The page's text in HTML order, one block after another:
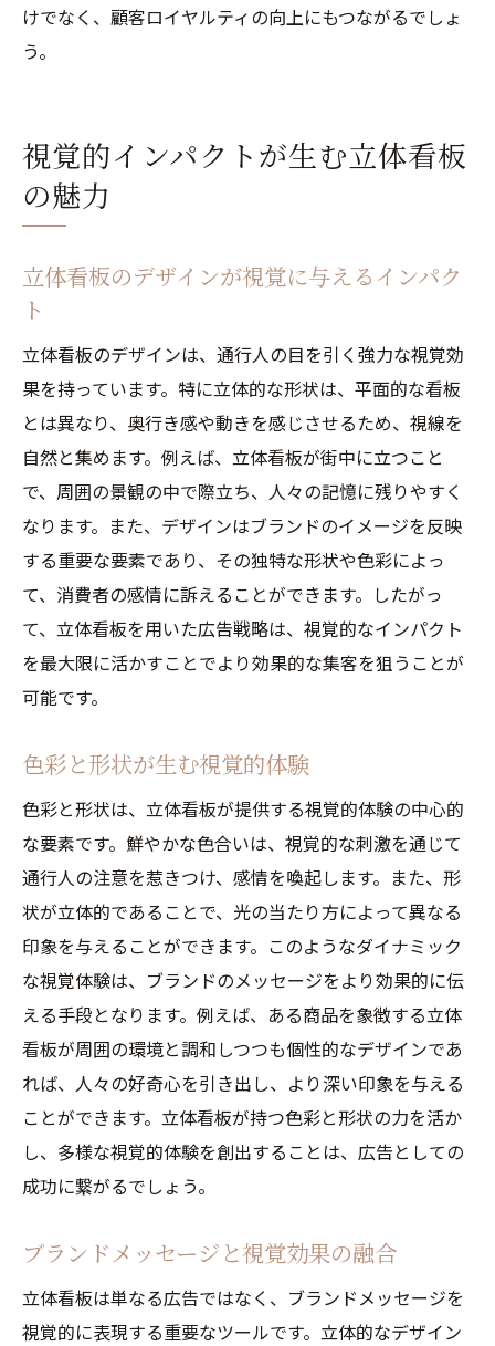
けでなく、顧客ロイヤルティの向上にもつながるでしょ
う。
視覚的インパクトが生む立体看板
の魅力
立体看板のデザインが視覚に与えるインパク
ト
立体看板のデザインは、通行人の目を引く強力な視覚効
果を持っています。特に立体的な形状は、平面的な看板
とは異なり、奥行き感や動きを感じさせるため、視線を
自然と集めます。例えば、立体看板が街中に立つこと
で、周囲の景観の中で際立ち、人々の記憶に残りやすく
なります。また、デザインはブランドのイメージを反映
する重要な要素であり、その独特な形状や色彩によっ
て、消費者の感情に訴えることができます。したがっ
て、立体看板を用いた広告戦略は、視覚的なインパクト
を最大限に活かすことでより効果的な集客を狙うことが
可能です。
色彩と形状が生む視覚的体験
色彩と形状は、立体看板が提供する視覚的体験の中心的
な要素です。鮮やかな色合いは、視覚的な刺激を通じて
通行人の注意を惹きつけ、感情を喚起します。また、形
状が立体的であることで、光の当たり方によって異なる
印象を与えることができます。このようなダイナミック
な視覚体験は、ブランドのメッセージをより効果的に伝
える手段となります。例えば、ある商品を象徴する立体
看板が周囲の環境と調和しつつも個性的なデザインであ
れば、人々の好奇心を引き出し、より深い印象を与える
ことができます。立体看板が持つ色彩と形状の力を活か
し、多様な視覚的体験を創出することは、広告としての
成功に繋がるでしょう。
ブランドメッセージと視覚効果の融合
立体看板は単なる広告ではなく、ブランドメッセージを
視覚的に表現する重要なツールです。立体的なデザイン